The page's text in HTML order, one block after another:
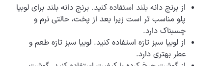
از برنج دانه بلند استفاده کنید. برنج دانه بلند برای لوبیا
پلو مناسب تر است زیرا بعد از پخت، حالتی نرم و
چسبناک دارد.
از لوبیا سبز تازه استفاده کنید. لوبیا سبز تازه طعم و
عطر بهتری دارد.